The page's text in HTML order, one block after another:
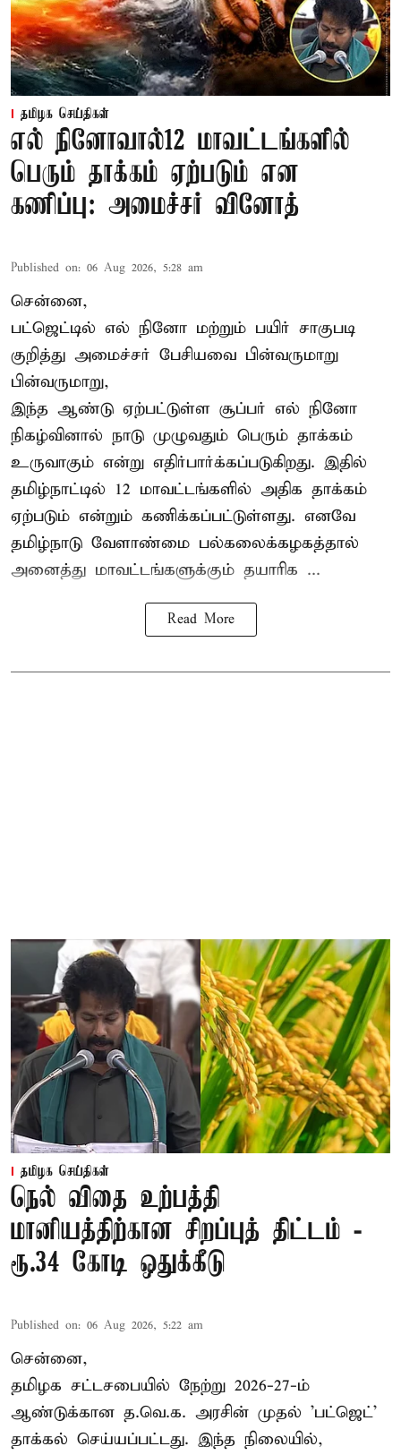
தமிழக செய்திகள்
எல் நினோவால்12 மாவட்டங்களில்
பெரும் தாக்கம் ஏற்படும் என
கணிப்பு: அமைச்சர் வினோத்
Published on: 06 Aug 2026, 5:28 am
சென்னை,
பட்ஜெட்டில் எல் நினோ மற்றும் பயிர் சாகுபடி
குறித்து அமைச்சர் பேசியவை பின்வருமாறு
பின்வருமாறு,
இந்த ஆண்டு ஏற்பட்டுள்ள சூப்பர் எல் நினோ
நிகழ்வினால் நாடு முழுவதும் பெரும் தாக்கம்
உருவாகும் என்று எதிர்பார்க்கப்படுகிறது. இதில்
தமிழ்நாட்டில் 12 மாவட்டங்களில் அதிக தாக்கம்
ஏற்படும் என்றும் கணிக்கப்பட்டுள்ளது. எனவே
தமிழ்நாடு வேளாண்மை பல்கலைக்கழகத்தால்
அனைத்து மாவட்டங்களுக்கும் தயாரிக ...
Read More
தமிழக செய்திகள்
நெல் விதை உற்பத்தி
மானியத்திற்கான சிறப்புத் திட்டம் -
ரூ.34 கோடி ஒதுக்கீடு
Published on: 06 Aug 2026, 5:22 am
சென்னை,
தமிழக சட்டசபையில் நேற்று 2026-27-ம்
ஆண்டுக்கான த.வெ.க. அரசின் முதல் 'பட்ஜெட்'
தாக்கல் செய்யப்பட்டது. இந்த நிலையில்,